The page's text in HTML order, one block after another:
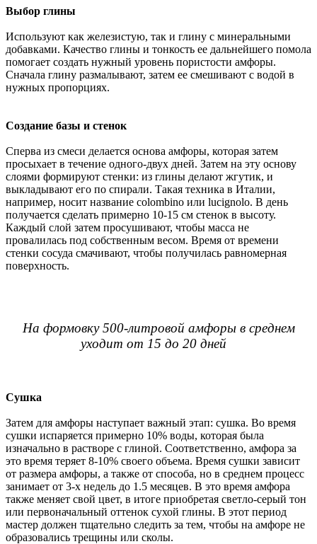
Выбор глины
Используют как железистую, так и глину с минеральными
добавками. Качество глины и тонкость ее дальнейшего помола
помогает создать нужный уровень пористости амфоры.
Сначала глину размалывают, затем ее смешивают с водой в
нужных пропорциях.
Создание базы и стенок
Сперва из смеси делается основа амфоры, которая затем
просыхает в течение одного-двух дней. Затем на эту основу
слоями формируют стенки: из глины делают жгутик, и
выкладывают его по спирали. Такая техника в Италии,
например, носит название colombino или lucignolo. В день
получается сделать примерно 10-15 см стенок в высоту.
Каждый слой затем просушивают, чтобы масса не
провалилась под собственным весом. Время от времени
стенки сосуда смачивают, чтобы получилась равномерная
поверхность.
На формовку 500-литровой амфоры в среднем
уходит от 15 до 20 дней
Сушка
Затем для амфоры наступает важный этап: сушка. Во время
сушки испаряется примерно 10% воды, которая была
изначально в растворе с глиной. Соответственно, амфора за
это время теряет 8-10% своего объема. Время сушки зависит
от размера амфоры, а также от способа, но в среднем процесс
занимает от 3-х недель до 1.5 месяцев. В это время амфора
также меняет свой цвет, в итоге приобретая светло-серый тон
или первоначальный оттенок сухой глины. В этот период
мастер должен тщательно следить за тем, чтобы на амфоре не
образовались трещины или сколы.